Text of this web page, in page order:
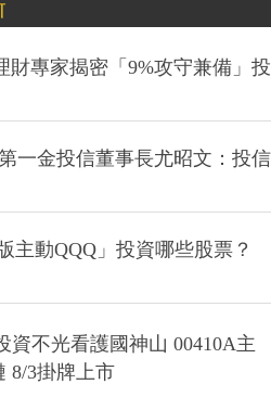
財專家揭密「9%攻守兼備」投
一金投信董事長尤昭文：投信
主動QQQ」投資哪些股票？
資不光看護國神山 00410A主
8/3掛牌上市